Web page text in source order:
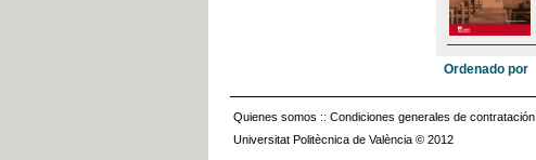
Ordenado por
Quienes somos :: Condiciones generales de contratación
Universitat Politècnica de València © 2012